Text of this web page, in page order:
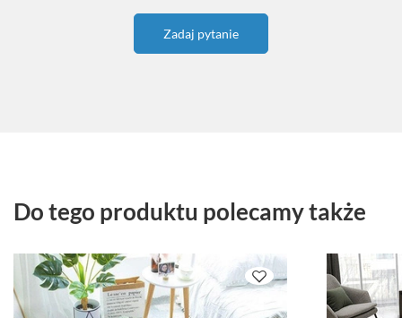
Zadaj pytanie
Do tego produktu polecamy także